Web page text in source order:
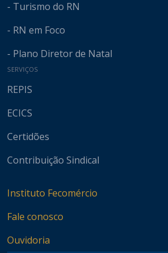
- Turismo do RN
- RN em Foco
- Plano Diretor de Natal
SERVIÇOS
REPIS
ECICS
Certidões
Contribuição Sindical
Instituto Fecomércio
Fale conosco
Ouvidoria